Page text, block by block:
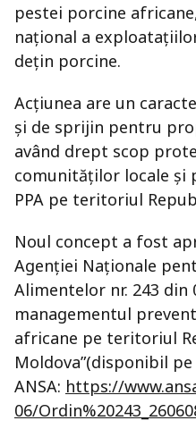
pestei porcine
național a
dețin porcine.
Acțiunea are un
și de sprijin pentru
având drept scop
comunităților locale și
PPA pe teritoriul
Noul concept a fost
Agenției Naționale
Alimentelor nr. 243 din
managementul
africane pe teritoriul
Moldova”(disponibil
ANSA: https://
06/